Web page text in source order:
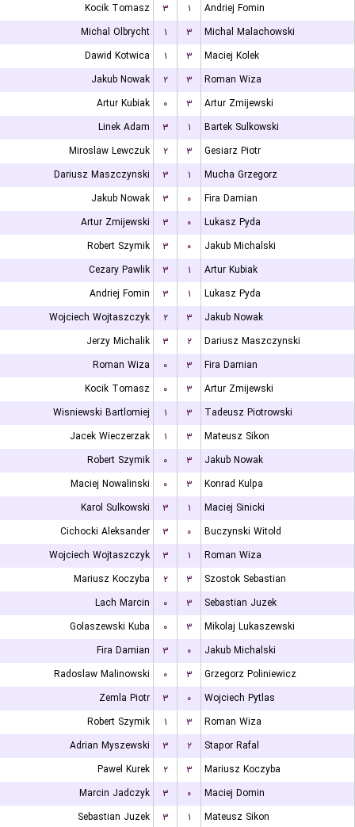
Kocik Tomasz
۳ ۱
Andriej Fomin
Michal Olbrycht
۱ ۳
Michal Malachowski
Dawid Kotwica
۱ ۳
Maciej Kolek
Jakub Nowak
۲ ۳
Roman Wiza
Artur Kubiak
۰ ۳
Artur Zmijewski
Linek Adam
۳ ۱
Bartek Sulkowski
Miroslaw Lewczuk
۲ ۳
Gesiarz Piotr
Dariusz Maszczynski
۳ ۱
Mucha Grzegorz
Jakub Nowak
۳ ۰
Fira Damian
Artur Zmijewski
۳ ۰
Lukasz Pyda
Robert Szymik
۳ ۰
Jakub Michalski
Cezary Pawlik
۳ ۱
Artur Kubiak
Andriej Fomin
۳ ۱
Lukasz Pyda
Wojciech Wojtaszczyk
۲ ۳
Jakub Nowak
Jerzy Michalik
۳ ۲
Dariusz Maszczynski
Roman Wiza
۰ ۳
Fira Damian
Kocik Tomasz
۰ ۳
Artur Zmijewski
Wisniewski Bartlomiej
۱ ۳
Tadeusz Piotrowski
Jacek Wieczerzak
۱ ۳
Mateusz Sikon
Robert Szymik
۰ ۳
Jakub Nowak
Maciej Nowalinski
۰ ۳
Konrad Kulpa
Karol Sulkowski
۳ ۱
Maciej Sinicki
Cichocki Aleksander
۳ ۰
Buczynski Witold
Wojciech Wojtaszczyk
۳ ۱
Roman Wiza
Mariusz Koczyba
۲ ۳
Szostok Sebastian
Lach Marcin
۰ ۳
Sebastian Juzek
Golaszewski Kuba
۰ ۳
Mikolaj Lukaszewski
Fira Damian
۳ ۰
Jakub Michalski
Radoslaw Malinowski
۰ ۳
Grzegorz Poliniewicz
Zemla Piotr
۳ ۰
Wojciech Pytlas
Robert Szymik
۱ ۳
Roman Wiza
Adrian Myszewski
۳ ۲
Stapor Rafal
Pawel Kurek
۲ ۳
Mariusz Koczyba
Marcin Jadczyk
۳ ۰
Maciej Domin
Sebastian Juzek
۳ ۱ Mateusz Sikon